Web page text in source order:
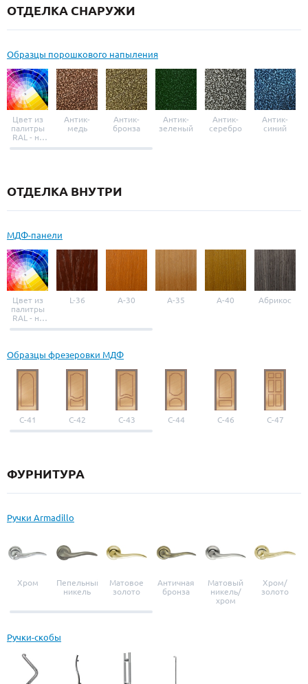
ОТДЕЛКА СНАРУЖИ
Образцы порошкового напыления
Цвет из
палитры
RAL - на
выбор
Антик-
медь
Антик-
бронза
Антик-
зеленый
Антик-
серебро
Антик-
синий
ОТДЕЛКА ВНУТРИ
МДФ-панели
Цвет из
палитры
RAL - на
выбор
L-36 A-30 A-35 A-40 Абрикос
Образцы фрезеровки МДФ
С-41 С-42 С-43 С-44 С-46 С-47
ФУРНИТУРА
Ручки Armadillo
Хром
Пепельный
никель
Матовое
золото
Античная
бронза
Матовый
никель/
хром
Хром/
золото
Ручки-скобы